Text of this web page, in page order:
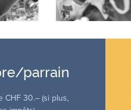
parrain
CHF 30.– (si plus,